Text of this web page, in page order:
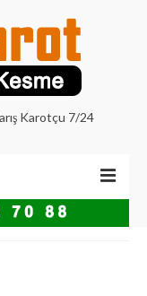
Karotçu 7/24